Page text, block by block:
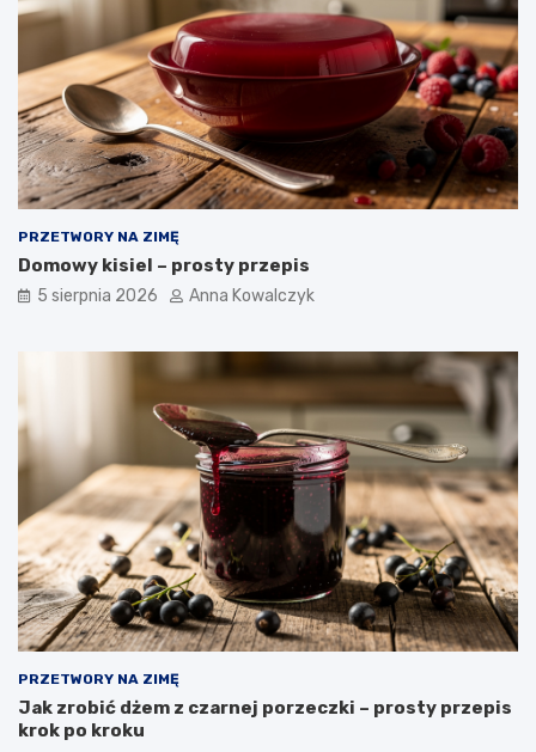
PRZETWORY NA ZIMĘ
Domowy kisiel – prosty przepis
5 sierpnia 2026 Anna Kowalczyk
PRZETWORY NA ZIMĘ
Jak zrobić dżem z czarnej porzeczki – prosty przepis
krok po kroku